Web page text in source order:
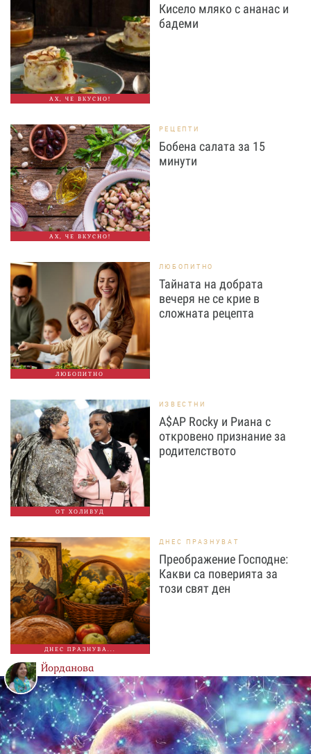
АХ, ЧЕ ВКУСНО!
Кисело мляко с ананас и
бадеми
АХ, ЧЕ ВКУСНО!
РЕЦЕПТИ
Бобена салата за 15
минути
ЛЮБОПИТНО
ЛЮБОПИТНО
Тайната на добрата
вечеря не се крие в
сложната рецепта
ОТ ХОЛИВУД
ИЗВЕСТНИ
A$AP Rocky и Риана с
откровено признание за
родителството
ДНЕС ПРАЗНУВА...
ДНЕС ПРАЗНУВАТ
Преображение Господне:
Какви са поверията за
този свят ден
Йорданова